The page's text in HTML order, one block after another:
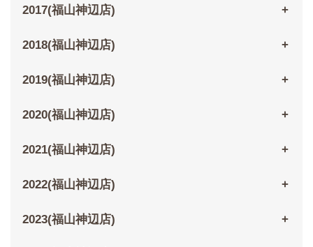
2017(福山神辺店)
2018(福山神辺店)
2019(福山神辺店)
2020(福山神辺店)
2021(福山神辺店)
2022(福山神辺店)
2023(福山神辺店)